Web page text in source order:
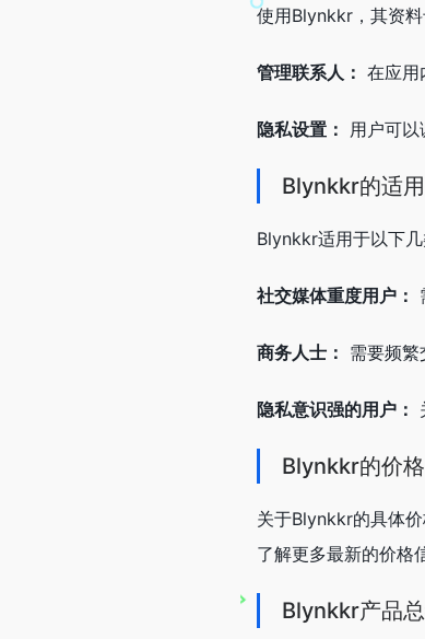
使用Blynkkr，其资料
管理联系人： 在应用
隐私设置： 用户可以
Blynkkr的适
Blynkkr适用于以下几
社交媒体重度用户：
商务人士： 需要频繁
隐私意识强的用户：
Blynkkr的价格
关于Blynkkr的具体
了解更多最新的价格
Blynkkr产品